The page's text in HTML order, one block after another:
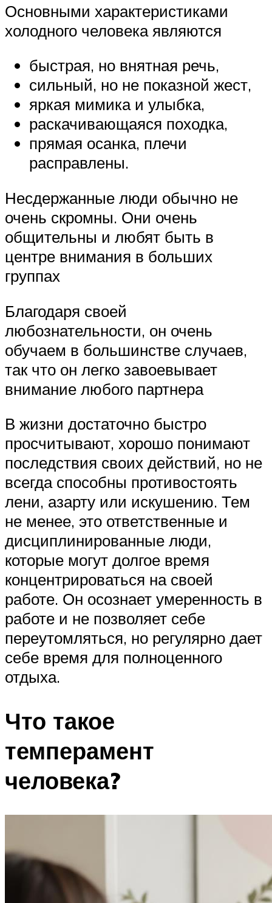
Основными характеристиками
холодного человека являются
быстрая, но внятная речь,
сильный, но не показной жест,
яркая мимика и улыбка,
раскачивающаяся походка,
прямая осанка, плечи
расправлены.
Несдержанные люди обычно не
очень скромны. Они очень
общительны и любят быть в
центре внимания в больших
группах
Благодаря своей
любознательности, он очень
обучаем в большинстве случаев,
так что он легко завоевывает
внимание любого партнера
В жизни достаточно быстро
просчитывают, хорошо понимают
последствия своих действий, но не
всегда способны противостоять
лени, азарту или искушению. Тем
не менее, это ответственные и
дисциплинированные люди,
которые могут долгое время
концентрироваться на своей
работе. Он осознает умеренность в
работе и не позволяет себе
переутомляться, но регулярно дает
себе время для полноценного
отдыха.
Что такое
темперамент
человека?